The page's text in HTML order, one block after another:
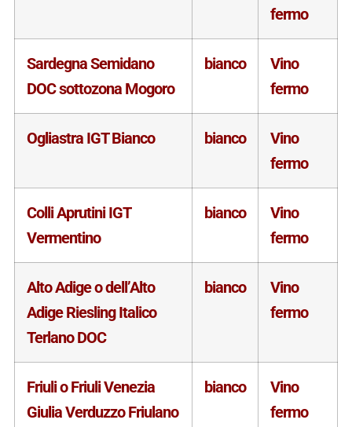
fermo
Sardegna Semidano
DOC sottozona Mogoro
bianco
Vino
fermo
Ogliastra IGT Bianco bianco
Vino
fermo
Colli Aprutini IGT
Vermentino
bianco
Vino
fermo
Alto Adige o dell’Alto
Adige Riesling Italico
Terlano DOC
bianco
Vino
fermo
Friuli o Friuli Venezia
Giulia Verduzzo Friulano
bianco
Vino
fermo